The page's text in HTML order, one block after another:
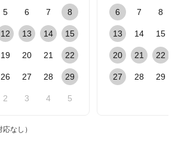
5 6 7 8
12 13 14 15
19 20 21 22
26 27 28 29
2 3 4 5
6 7 8
13 14 15
20 21 22
27 28 29
なし）